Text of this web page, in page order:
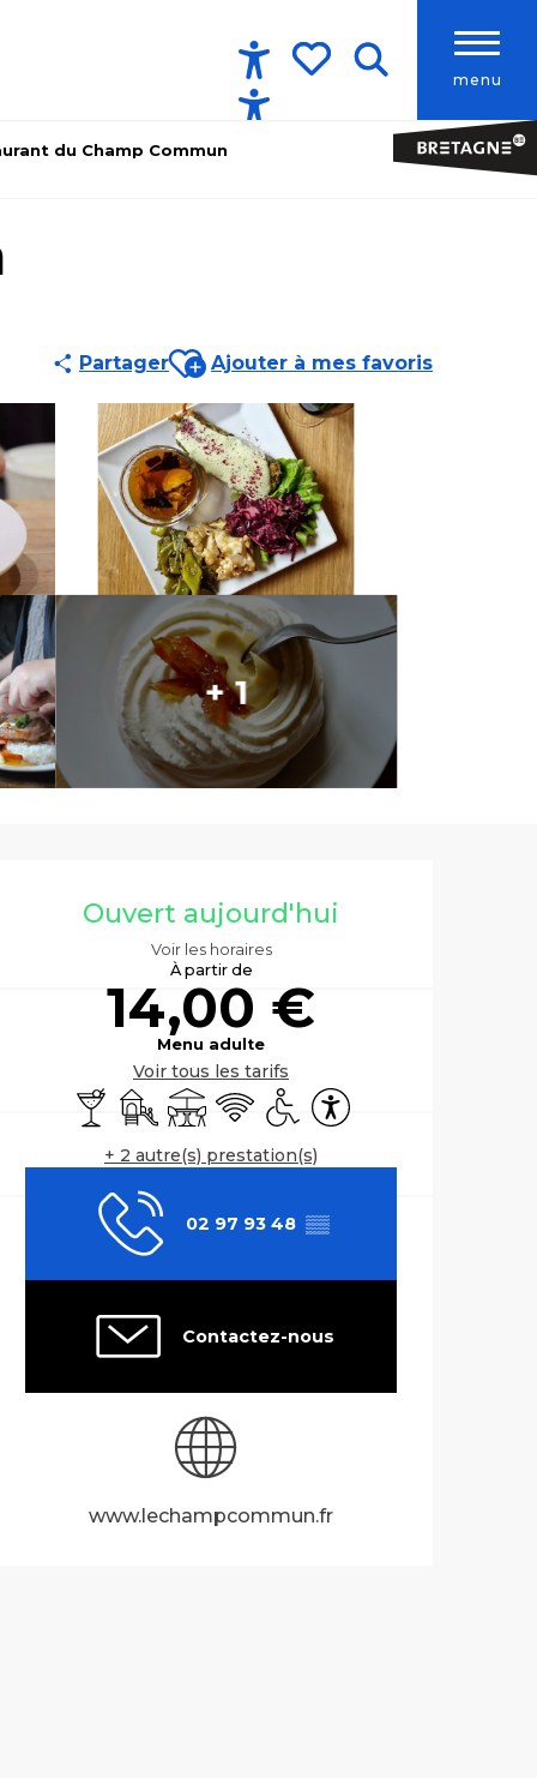
menu
Accessibilité
du Champ Commun
PartagerAjouter aux favoris
Ajouter à mes favoris
+ 1
et
Ouvert aujourd'hui
Voir les horaires
À partir de
14,00 €
Menu adulte
Voir tous les tarifs
Bar / Buvette
Jeux pour enfants / Espace jeux
Terrasse
WiFi Accès handicapés
Accessibilité
+ 2 autre(s) prestation(s)
02 97 93 48 ▒▒
Contactez-nous
www.lechampcommun.fr